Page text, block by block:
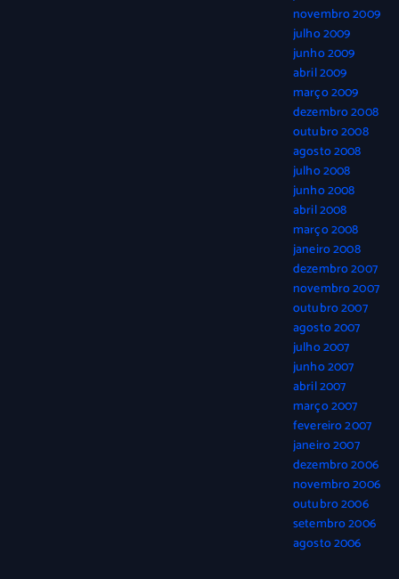
novembro 2009
julho 2009
junho 2009
abril 2009
março 2009
dezembro 2008
outubro 2008
agosto 2008
julho 2008
junho 2008
abril 2008
março 2008
janeiro 2008
dezembro 2007
novembro 2007
outubro 2007
agosto 2007
julho 2007
junho 2007
abril 2007
março 2007
fevereiro 2007
janeiro 2007
dezembro 2006
novembro 2006
outubro 2006
setembro 2006
agosto 2006